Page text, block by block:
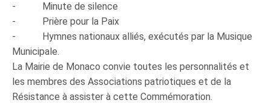
- Minute de silence
- Prière pour la Paix
- Hymnes nationaux alliés, exécutés par la Musique
Municipale.
La Mairie de Monaco convie toutes les personnalités et
les membres des Associations patriotiques et de la
Résistance à assister à cette Commémoration.